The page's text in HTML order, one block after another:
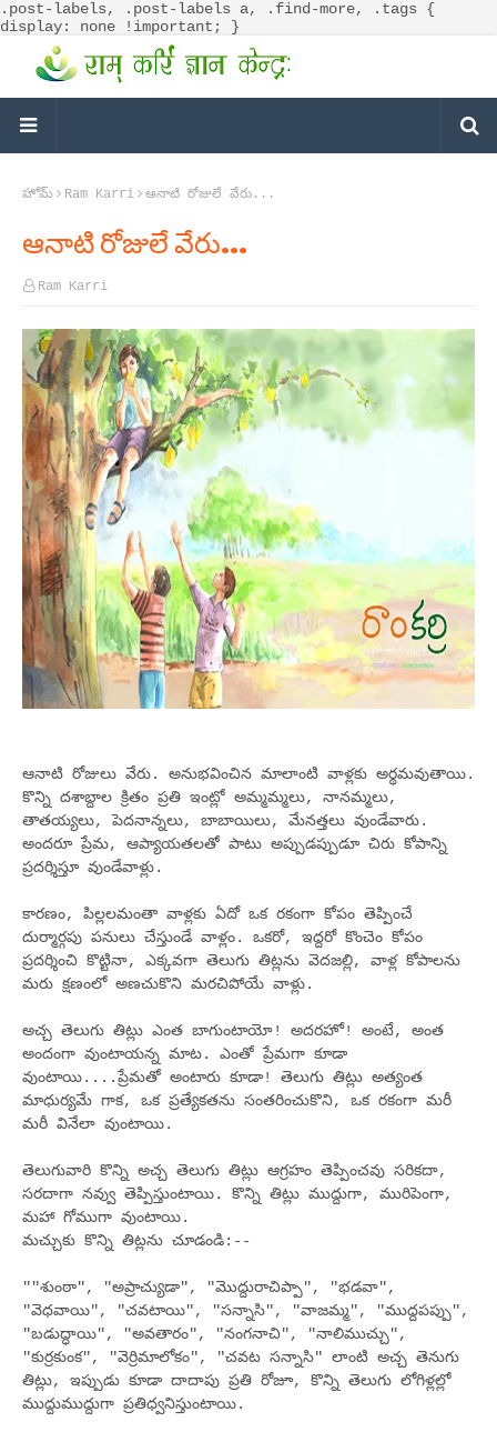
.post-labels, .post-labels a, .find-more, .tags {
display: none !important; }
హోమ్ Ram Karri ఆనాటి రోజులే వేరు...
ఆనాటి రోజులే వేరు...
Ram Karri
ఆనాటి రోజులు వేరు. అనుభవించిన మాలాంటి వాళ్లకు అర్థమవుతాయి.
కొన్ని దశాబ్దాల క్రితం ప్రతి ఇంట్లో అమ్మమ్మలు, నానమ్మలు,
తాతయ్యలు, పెదనాన్నలు, బాబాయిలు, మేనత్తలు వుండేవారు.
అందరూ ప్రేమ, ఆప్యాయతలతో పాటు అప్పుడప్పుడూ చిరు కోపాన్ని
ప్రదర్శిస్తూ వుండేవాళ్లు.
కారణం, పిల్లలమంతా వాళ్లకు ఏదో ఒక రకంగా కోపం తెప్పించే
దుర్మార్గపు పనులు చేస్తుండే వాళ్లం. ఒకరో, ఇద్దరో కొంచెం కోపం
ప్రదర్శించి కొట్టినా, ఎక్కవగా తెలుగు తిట్లను వెదజల్లి, వాళ్ల కోపాలను
మరు క్షణంలో అణచుకొని మరచిపోయే వాళ్లు.
అచ్చ తెలుగు తిట్లు ఎంత బాగుంటాయో! అదరహో! అంటే, అంత
అందంగా వుంటాయన్న మాట. ఎంతో ప్రేమగా కూడా
వుంటాయి....ప్రేమతో అంటారు కూడా! తెలుగు తిట్లు అత్యంత
మాధుర్యమే గాక, ఒక ప్రత్యేకతను సంతరించుకొని, ఒక రకంగా మరీ
మరీ వినేలా వుంటాయి.
తెలుగువారి కొన్ని అచ్చ తెలుగు తిట్లు ఆగ్రహం తెప్పించవు సరికదా,
సరదాగా నవ్వు తెప్పిస్తుంటాయి. కొన్ని తిట్లు ముద్దుగా, మురిపెంగా,
మహా గోముగా వుంటాయి.
మచ్చుకు కొన్ని తిట్లను చూడండి:--
""శుంఠా", "అప్రాచ్యుడా", "మొద్దురాచిప్పా", "భడవా",
"వెధవాయి", "చవటాయి", "సన్నాసి", "వాజమ్మ", "ముద్దపప్పు",
"బడుద్ధాయి", "అవతారం", "నంగనాచి", "నాలిముచ్చు",
"కుర్రకుంక", "వెర్రిమాలోకం", "చవట సన్నాసి" లాంటి అచ్చ తెనుగు
తిట్లు, ఇప్పుడు కూడా దాదాపు ప్రతి రోజూ, కొన్ని తెలుగు లోగిళ్లల్లో
ముద్దుముద్దుగా ప్రతిధ్వనిస్తుంటాయి.